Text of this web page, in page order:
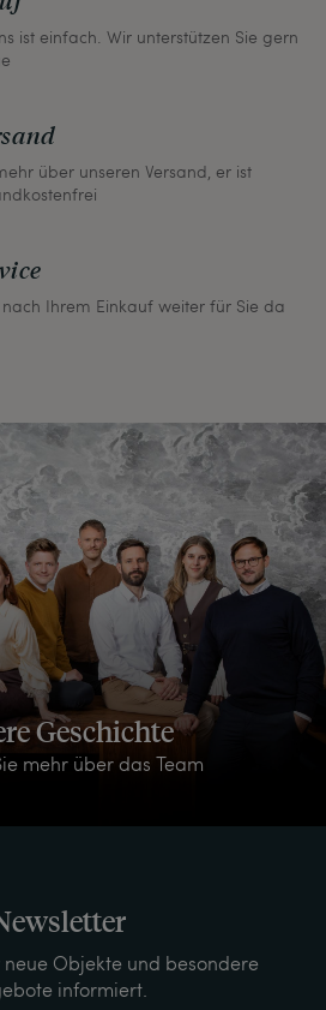
ist einfach. Wir unterstützen Sie gern
über unseren Versand, er ist
Ihrem Einkauf weiter für Sie da
Geschichte
mehr über das Team
Objekte und besondere
informiert.